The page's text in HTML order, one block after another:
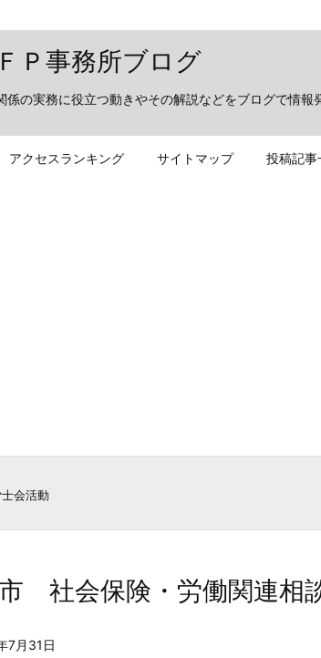
Ｐ事務所ブログ
係の実務に役立つ動きやその解説などをブログで情
アクセスランキング サイトマップ 投稿記事
会活動
社会保険・労働関連相
7月31日